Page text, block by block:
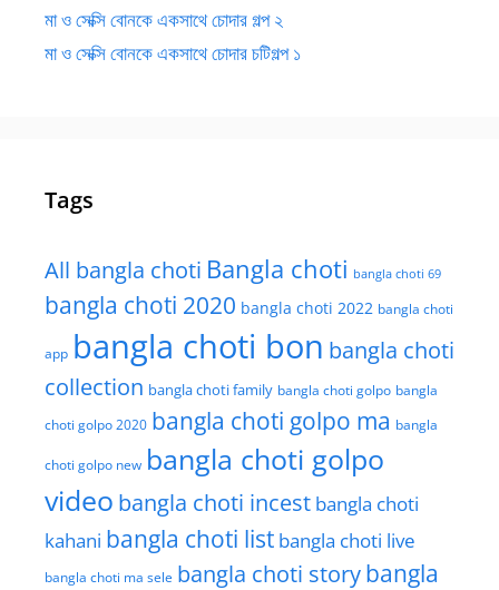
মা ও সেক্সি বোনকে একসাথে চোদার গল্প ২
মা ও সেক্সি বোনকে একসাথে চোদার চটিগল্প ১
Tags
All bangla choti Bangla choti bangla choti 69
bangla choti 2020 bangla choti 2022 bangla choti
app bangla choti bon bangla choti
collection bangla choti family bangla choti golpo bangla
choti golpo 2020 bangla choti golpo ma bangla
choti golpo new bangla choti golpo
video bangla choti incest bangla choti
kahani bangla choti list bangla choti live
bangla choti ma sele bangla choti storybangla